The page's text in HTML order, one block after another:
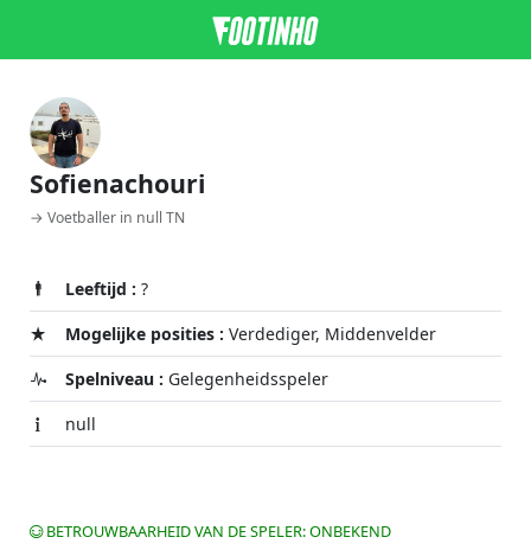
Sofienachouri
→ Voetballer in null TN
Leeftijd : ?
Mogelijke posities : Verdediger, Middenvelder
Spelniveau : Gelegenheidsspeler
null
BETROUWBAARHEID VAN DE SPELER: ONBEKEND